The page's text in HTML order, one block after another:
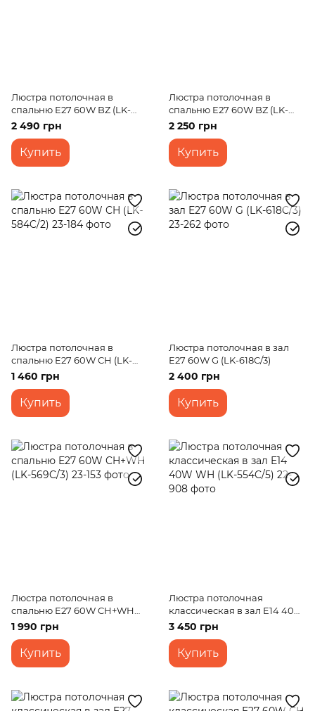
Люстра потолочная в
спальню E27 60W BZ (LK-
568C/5)
2 490 грн
Купить
Люстра потолочная в
спальню E27 60W BZ (LK-
579C/5)
2 250 грн
Купить
Люстра потолочная в
спальню E27 60W CH (LK-
584C/2)
1 460 грн
Купить
Люстра потолочная в зал
E27 60W G (LK-618C/3)
2 400 грн
Купить
Люстра потолочная в
спальню E27 60W CH+WH
(LK-569C/3)
1 990 грн
Купить
Люстра потолочная
классическая в зал E14 40W
WH (LK-554C/5)
3 450 грн
Купить